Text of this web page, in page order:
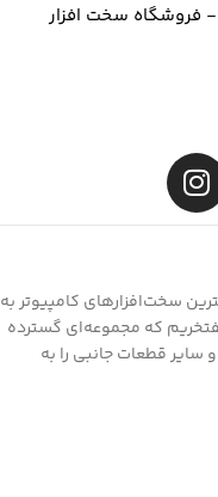
- فروشگاه سخت افزار
سخت‌افزارهای کامپیوتر به
که مجموعه‌ای گسترده
قطعات جانبی را به